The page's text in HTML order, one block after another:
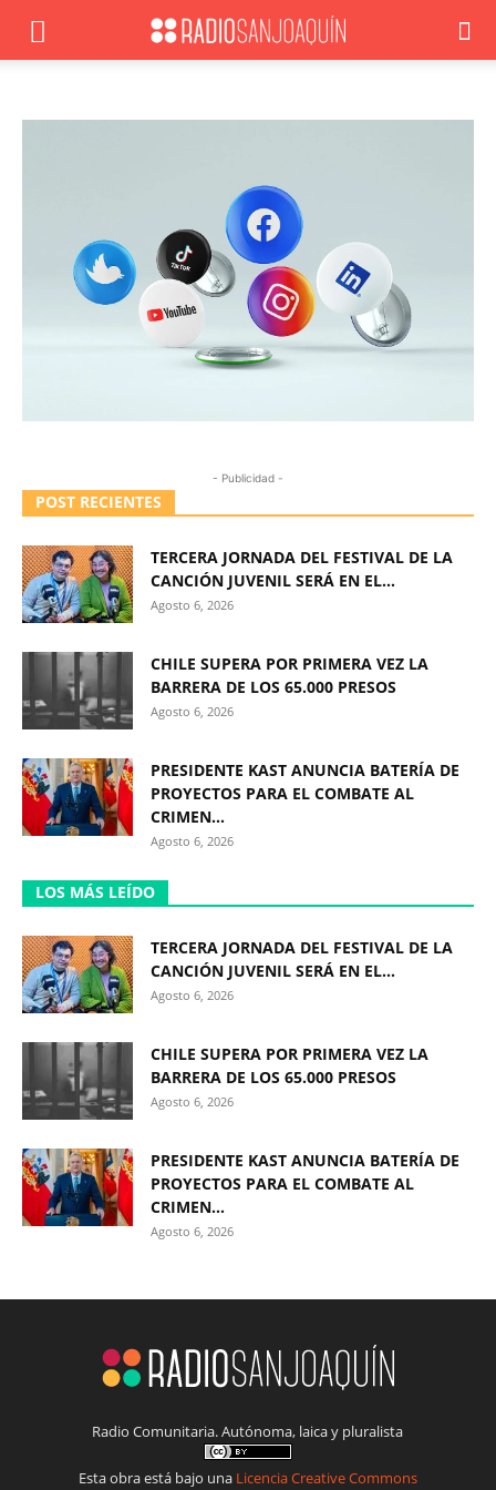
- Publicidad -
POST RECIENTES
TERCERA JORNADA DEL FESTIVAL DE LA
CANCIÓN JUVENIL SERÁ EN EL...
Agosto 6, 2026
CHILE SUPERA POR PRIMERA VEZ LA
BARRERA DE LOS 65.000 PRESOS
Agosto 6, 2026
PRESIDENTE KAST ANUNCIA BATERÍA DE
PROYECTOS PARA EL COMBATE AL
CRIMEN...
Agosto 6, 2026
LOS MÁS LEÍDO
TERCERA JORNADA DEL FESTIVAL DE LA
CANCIÓN JUVENIL SERÁ EN EL...
Agosto 6, 2026
CHILE SUPERA POR PRIMERA VEZ LA
BARRERA DE LOS 65.000 PRESOS
Agosto 6, 2026
PRESIDENTE KAST ANUNCIA BATERÍA DE
PROYECTOS PARA EL COMBATE AL
CRIMEN...
Agosto 6, 2026
Radio Comunitaria. Autónoma, laica y pluralista
Esta obra está bajo una Licencia Creative Commons